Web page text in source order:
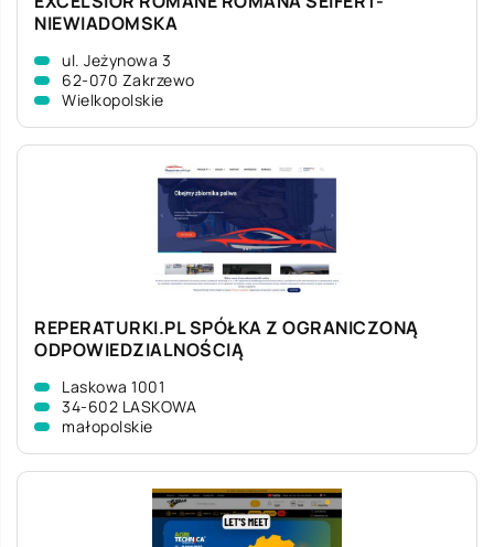
NIEWIADOMSKA
ul. Jeżynowa 3
62-070 Zakrzewo
Wielkopolskie
REPERATURKI.PL SPÓŁKA Z OGRANICZONĄ
ODPOWIEDZIALNOŚCIĄ
Laskowa 1001
34-602 LASKOWA
małopolskie